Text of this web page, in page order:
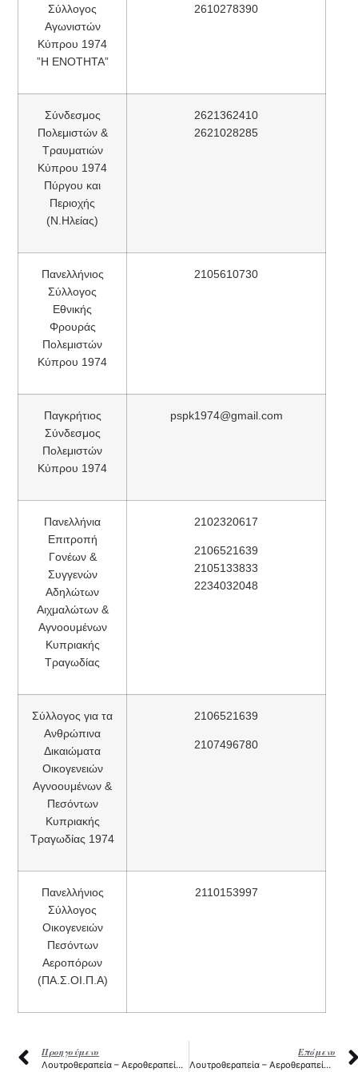
Σύλλογος
Αγωνιστών
Κύπρου 1974
”Η ΕΝΟΤΗΤΑ”
2610278390
Σύνδεσμος
Πολεμιστών &
Τραυματιών
Κύπρου 1974
Πύργου και
Περιoχής
(Ν.Ηλείας)
2621362410
2621028285
Πανελλήνιος
Σύλλογος
Εθνικής
Φρουράς
Πολεμιστών
Κύπρου 1974
2105610730
Παγκρήτιος
Σύνδεσμος
Πολεμιστών
Κύπρου 1974
pspk1974@gmail.com
Πανελλήνια
Επιτροπή
Γονέων &
Συγγενών
Αδηλώτων
Αιχμαλώτων &
Αγνοουμένων
Κυπριακής
Τραγωδίας
2102320617
2106521639
2105133833
2234032048
Σύλλογος για τα
Ανθρώπινα
Δικαιώματα
Οικογενειών
Αγνοουμένων &
Πεσόντων
Κυπριακής
Τραγωδίας 1974
2106521639
2107496780
Πανελλήνιος
Σύλλογος
Οικογενειών
Πεσόντων
Αεροπόρων
(ΠΑ.Σ.ΟΙ.Π.Α)
2110153997
Προηγούμενο
Λουτροθεραπεία – Αεροθεραπεία Αναπήρων Έτους 2023
Επόμενο
Λουτροθεραπεία – Αεροθεραπεία Αναπήρων Έτους 2024